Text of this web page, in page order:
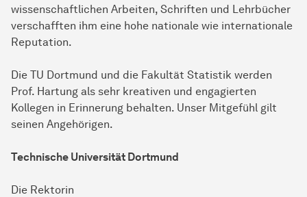
wissenschaftlichen Arbeiten, Schriften und Lehrbücher
verschafften ihm eine hohe nationale wie internationale
Reputation.
Die TU Dortmund und die Fakultät Statistik werden
Prof. Hartung als sehr kreativen und engagierten
Kollegen in Erinnerung behalten. Unser Mitgefühl gilt
seinen Angehörigen.
Technische Universität Dortmund
Die Rektorin